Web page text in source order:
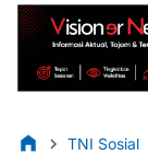
TNI Sosial